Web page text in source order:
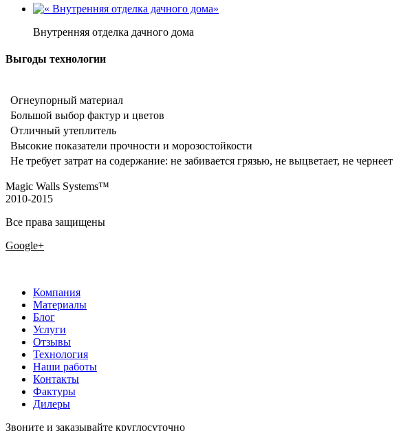
Внутренняя отделка дачного дома
Выгоды технологии
Огнеупорный материал
Большой выбор фактур и цветов
Отличный утеплитель
Высокие показатели прочности и морозостойкости
Не требует затрат на содержание: не забивается грязью, не выцветает, не чернеет
Magic Walls Systems™
2010-2015
Все права защищены
Google+
Компания
Материалы
Блог
Услуги
Отзывы
Технология
Наши работы
Контакты
Фактуры
Дилеры
Звоните и заказывайте круглосуточно